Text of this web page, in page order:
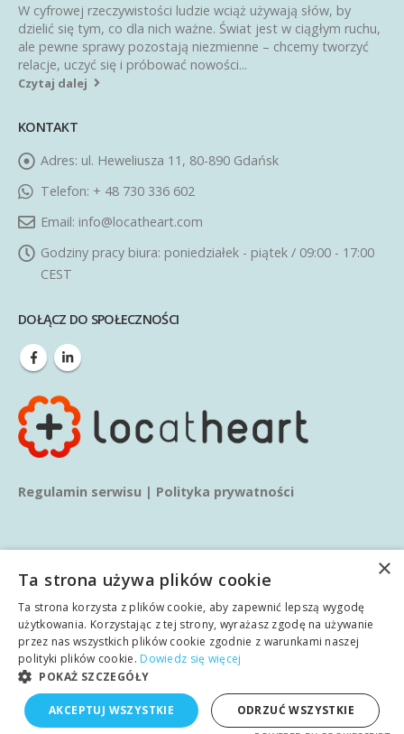
W cyfrowej rzeczywistości ludzie wciąż używają słów, by
dzielić się tym, co dla nich ważne. Świat jest w ciągłym ruchu,
ale pewne sprawy pozostają niezmienne – chcemy tworzyć
relacje, uczyć się i próbować nowości...
Czytaj dalej
KONTAKT
Adres: ul. Heweliusza 11, 80-890 Gdańsk
Telefon: + 48 730 336 602
Email: info@locatheart.com
Godziny pracy biura: poniedziałek - piątek / 09:00 - 17:00
CEST
DOŁĄCZ DO SPOŁECZNOŚCI
Regulamin serwisu | Polityka prywatności
© copyright 2020. Wszelkie prawa zastrzeżone.
Główna O nas Usługi Blog
Realizacje Kontakt
angielski
×
Ta strona używa plików cookie
Ta strona korzysta z plików cookie, aby zapewnić lepszą wygodę
użytkowania. Korzystając z tej strony, wyrażasz zgodę na używanie
przez nas wszystkich plików cookie zgodnie z warunkami naszej
polityki plików cookie. Dowiedz się więcej
POKAŻ SZCZEGÓŁY
AKCEPTUJ WSZYSTKIE ODRZUĆ WSZYSTKIE